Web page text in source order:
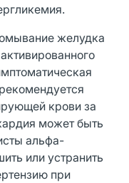
желудка
крови за
может быть
альфа-
или устранить
при